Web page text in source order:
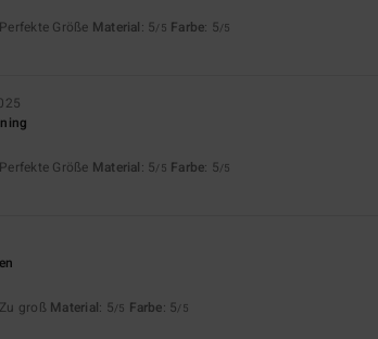
Größe Material: 5/5 Farbe: 5/5
Größe Material: 5/5 Farbe: 5/5
groß Material: 5/5 Farbe: 5/5